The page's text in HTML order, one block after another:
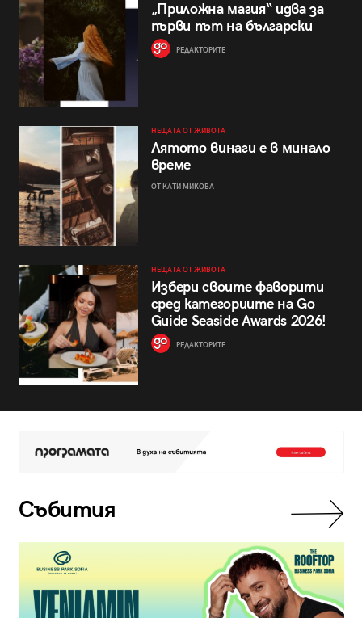
„Приложна магия“ идва за
първи път на български
РЕДАКТОРИТЕ
НЕЩАТА ОТ ЖИВОТА
Лятото винаги е в минало
време
ОТ КАТИ МИКОВА
НЕЩАТА ОТ ЖИВОТА
Избери своите фаворити
сред категориите на Go
Guide Seaside Awards 2026!
РЕДАКТОРИТЕ
Събития